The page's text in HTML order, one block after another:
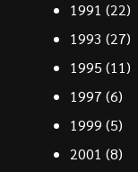
1991 (22)
1993 (27)
1995 (11)
1997 (6)
1999 (5)
2001 (8)